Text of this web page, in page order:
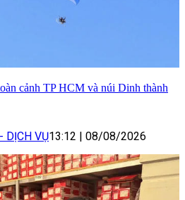
cảnh TP HCM và núi Dinh thành
DỊCH VỤ13:12 08/08/2026